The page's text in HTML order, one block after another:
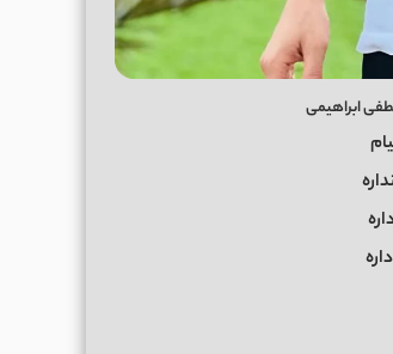
ابراهیمی